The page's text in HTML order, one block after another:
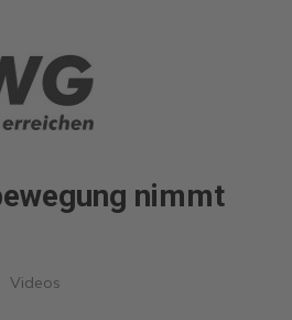
nimmt
Videos